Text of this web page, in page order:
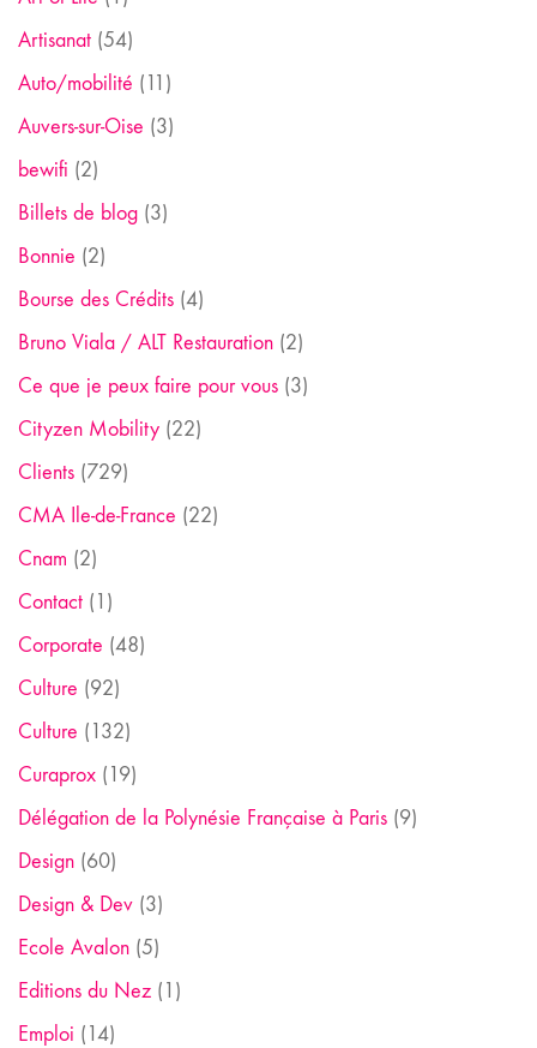
Artisanat (54)
Auto/mobilité (11)
Auvers-sur-Oise (3)
bewifi (2)
Billets de blog (3)
Bonnie (2)
Bourse des Crédits (4)
Bruno Viala / ALT Restauration (2)
Ce que je peux faire pour vous (3)
Cityzen Mobility (22)
Clients (729)
CMA Ile-de-France (22)
Cnam (2)
Contact (1)
Corporate (48)
Culture (92)
Culture (132)
Curaprox (19)
Délégation de la Polynésie Française à Paris (9)
Design (60)
Design & Dev (3)
Ecole Avalon (5)
Editions du Nez (1)
Emploi (14)